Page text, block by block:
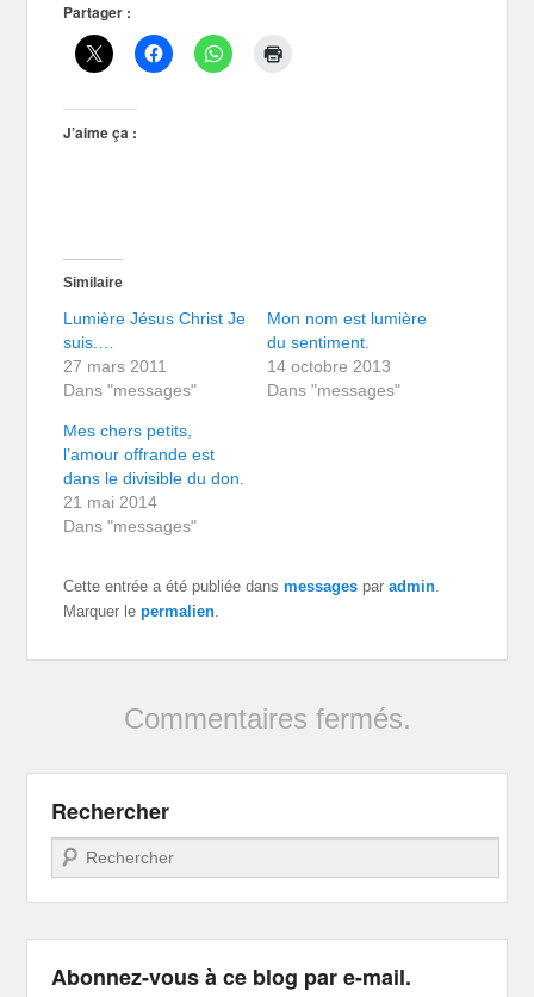
Partager :
J’aime ça :
Similaire
Lumière Jésus Christ Je
suis.…
27 mars 2011
Dans "messages"
Mon nom est lumière
du sentiment.
14 octobre 2013
Dans "messages"
Mes chers petits,
l’amour offrande est
dans le divisible du don.
21 mai 2014
Dans "messages"
Cette entrée a été publiée dansmessages paradmin.
Marquer lepermalien.
Commentaires fermés.
Rechercher
Recherche
Abonnez-vous à ce blog par e-mail.